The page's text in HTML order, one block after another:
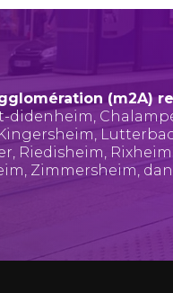
(m2A)
didenheim,
,
, Riedisheim, Rixheim
, Zimmersheim,